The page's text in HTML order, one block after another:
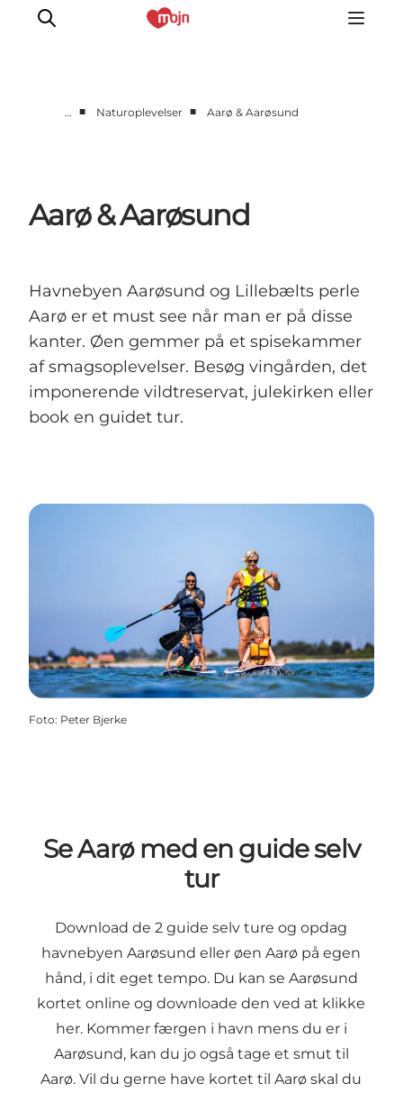
Natur
Overnatning
Planlæg din tur
… ■ Naturoplevelser ■ Aarø & Aarøsund
Aarø & Aarøsund
Havnebyen Aarøsund og Lillebælts perle
Aarø er et must see når man er på disse
kanter. Øen gemmer på et spisekammer
af smagsoplevelser. Besøg vingården, det
imponerende vildtreservat, julekirken eller
book en guidet tur.
Foto: Peter Bjerke
Se Aarø med en guide selv
tur
Download de 2 guide selv ture og opdag
havnebyen Aarøsund eller øen Aarø på egen
hånd, i dit eget tempo. Du kan se Aarøsund
kortet online og downloade den ved at klikke
her. Kommer færgen i havn mens du er i
Aarøsund, kan du jo også tage et smut til
Aarø.Vil du gerne have kortet til Aarø skal du